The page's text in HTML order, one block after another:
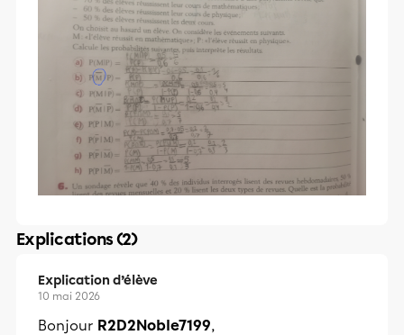
Explications (2)
Explication d’élève
10 mai 2026
Bonjour R2D2Noble7199,